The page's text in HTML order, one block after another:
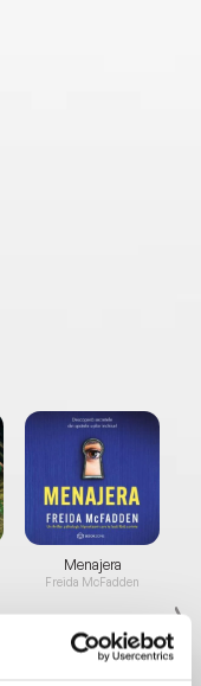
Menajera
Freida McFadden